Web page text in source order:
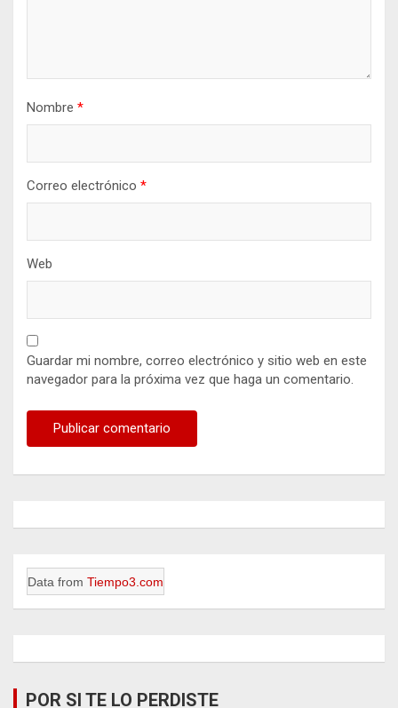
Nombre *
Correo electrónico *
Web
Guardar mi nombre, correo electrónico y sitio web en este
navegador para la próxima vez que haga un comentario.
Data from Tiempo3.com
POR SI TE LO PERDISTE